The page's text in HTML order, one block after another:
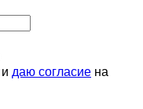
и даю согласие на